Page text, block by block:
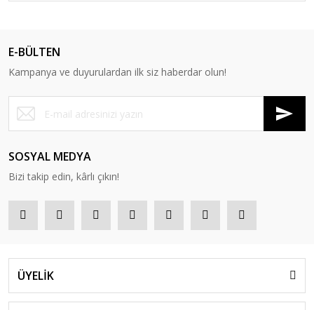
E-BÜLTEN
Kampanya ve duyurulardan ilk siz haberdar olun!
SOSYAL MEDYA
Bizi takip edin, kârlı çıkın!
ÜYELİK